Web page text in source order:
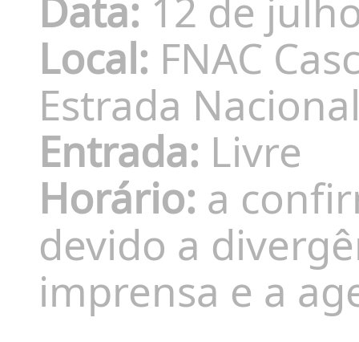
Local: FNAC
Estrada
Entrada: Livre
Horário:a
devido a
imprensa e a